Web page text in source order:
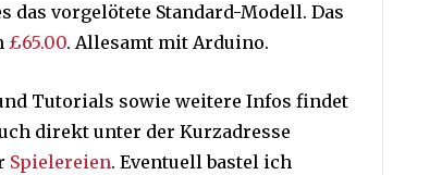
das vorgelötete Standard-Modell. Das
£65.00. Allesamt mit Arduino.
Tutorials sowie weitere Infos findet
direkt unter der Kurzadresse
Spielereien. Eventuell bastel ich